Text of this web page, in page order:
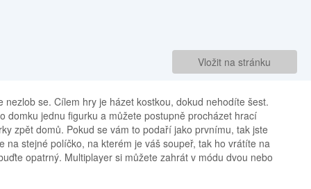
Vložit na stránku
se. Cílem hry je házet kostkou, dokud nehodíte šest.
domku jednu figurku a můžete postupně procházet hrací
zpět domů. Pokud se vám to podaří jako prvnímu, tak jste
na stejné políčko, na kterém je váš soupeř, tak ho vrátíte na
opatrný. Multiplayer si můžete zahrát v módu dvou nebo